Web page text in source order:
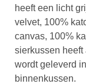
heeft een licht
velvet, 100%
canvas, 100%
sierkussen
wordt geleverd
binnenkussen.